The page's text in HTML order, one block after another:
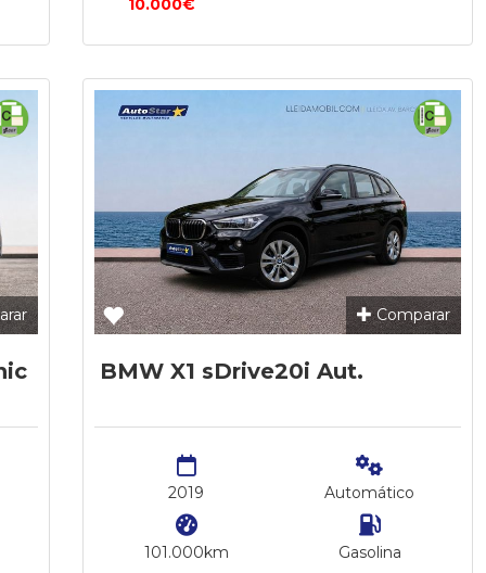
10.000€
Comparar
BMW X1 sDrive20i Aut.
2019
101.000km
Automático
Gasolina